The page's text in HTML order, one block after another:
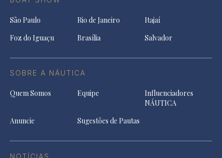
São Paulo Rio de Janeiro
Itajaí
Foz do Iguaçu
Brasília Salvador
SOBRE A NÁUTICA
Quem Somos Equipe
Influenciadores
NÁUTICA
Anuncie
Sugestões de Pautas